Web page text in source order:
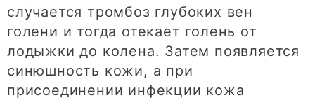
случается тромбоз глубоких вен
голени и тогда отекает голень от
лодыжки до колена. Затем появляется
синюшность кожи, а при
присоединении инфекции кожа